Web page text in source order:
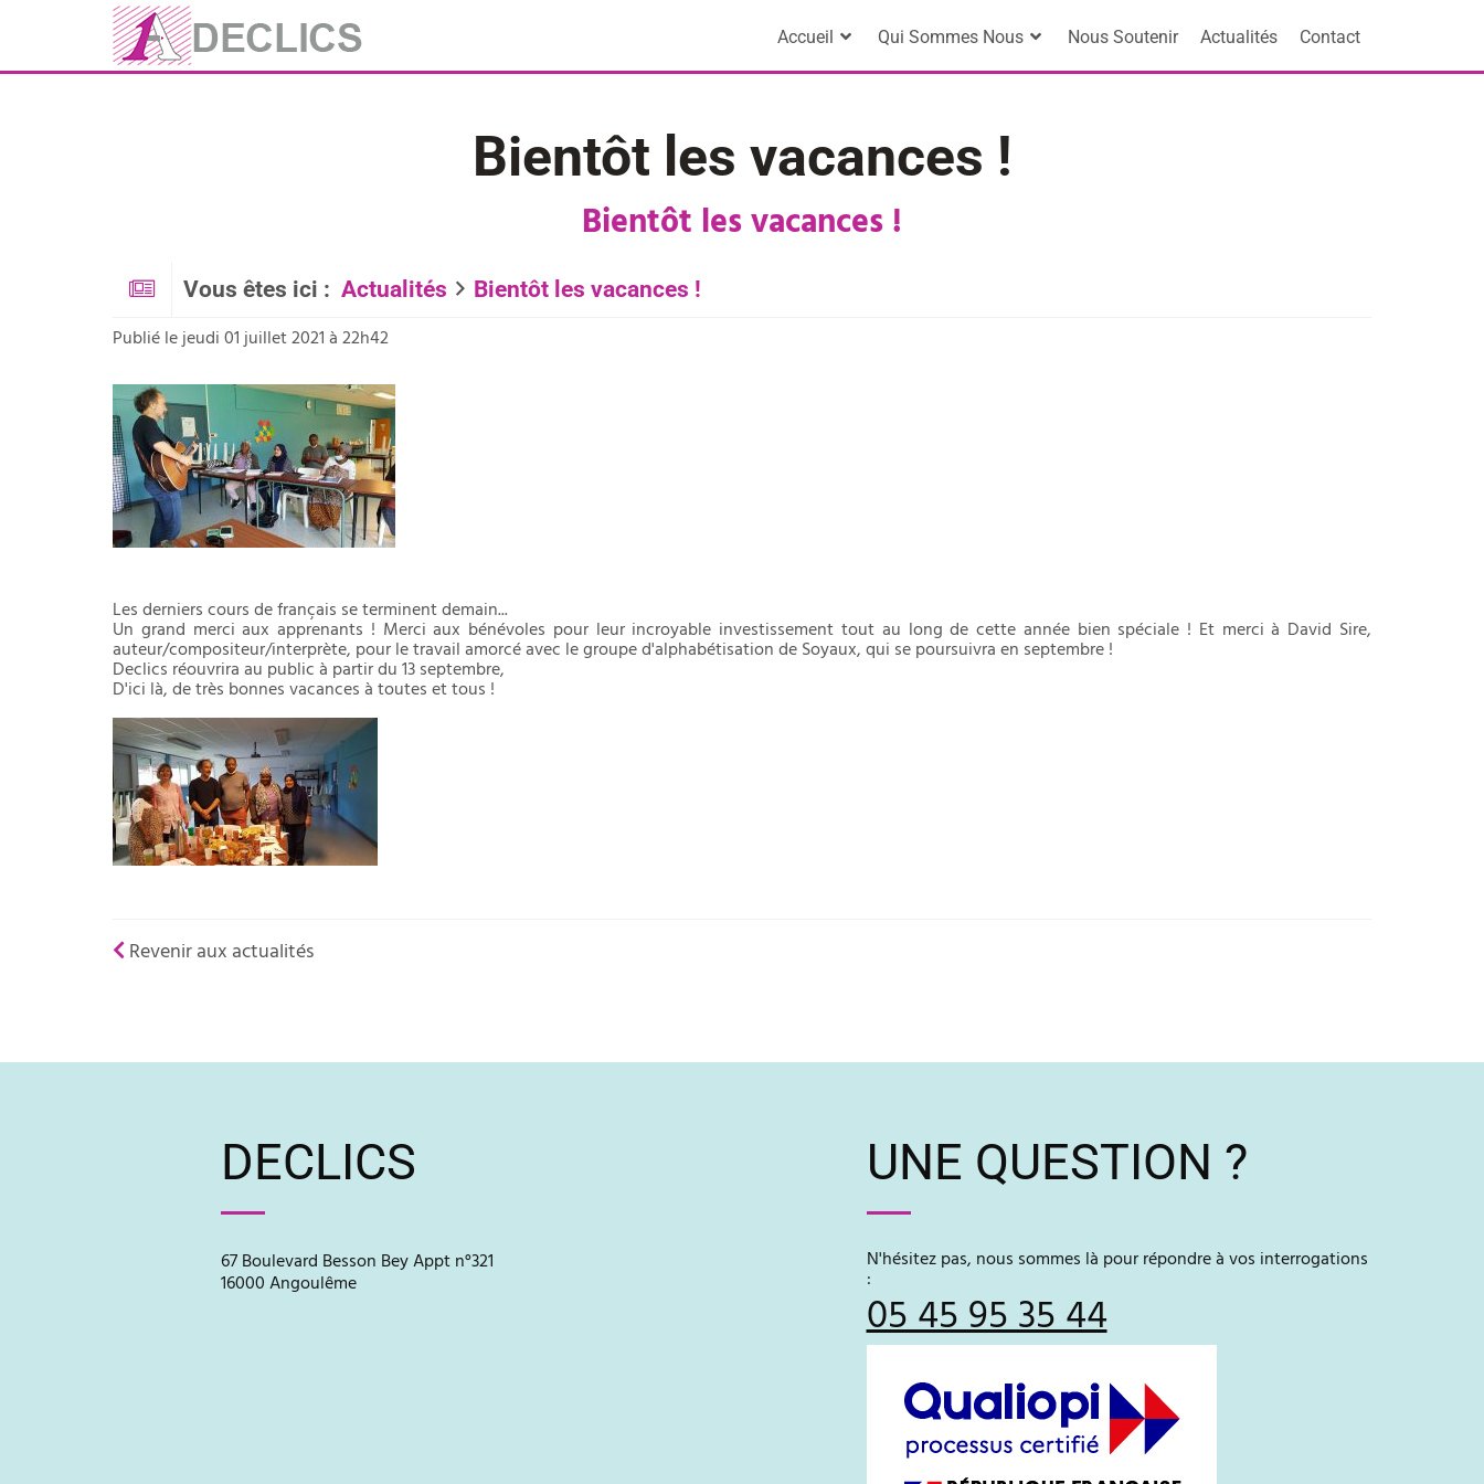
Accueil Qui Sommes Nous Nous Soutenir Actualités Contact
Bientôt les vacances !
Bientôt les vacances !
Vous êtes ici : Actualités Bientôt les vacances !
Publié le jeudi 01 juillet 2021 à 22h42
Les derniers cours de français se terminent demain...
Un grand merci aux apprenants ! Merci aux bénévoles pour leur incroyable investissement tout au long de cette année bien spéciale ! Et merci à David Sire,
auteur/compositeur/interprète, pour le travail amorcé avec le groupe d'alphabétisation de Soyaux, qui se poursuivra en septembre !
Declics réouvrira au public à partir du 13 septembre,
D'ici là, de très bonnes vacances à toutes et tous !
Revenir aux actualités
UNE QUESTION ?
N'hésitez pas, nous sommes là pour répondre à vos interrogations
:
05 45 95 35 44
DECLICS
67 Boulevard Besson Bey Appt n°321
16000 Angoulême